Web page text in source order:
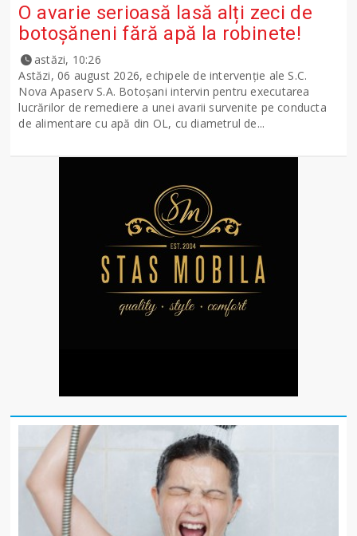
O avarie serioasă lasă alți zeci de
botoșăneni fără apă la robinete!
astăzi, 10:26
Astăzi, 06 august 2026, echipele de intervenție ale S.C.
Nova Apaserv S.A. Botoșani intervin pentru executarea
lucrărilor de remediere a unei avarii survenite pe conducta
de alimentare cu apă din OL, cu diametrul de...